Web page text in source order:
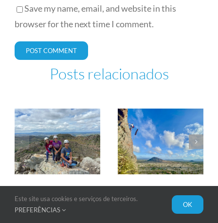
Save my name, email, and website in this
browser for the next time I comment.
Posts relacionados
escaladas
em Itatim
e em
Lençois,
Bahia
Este site usa cookies e serviços de terceiros.
PREFERÊNCIAS
OK